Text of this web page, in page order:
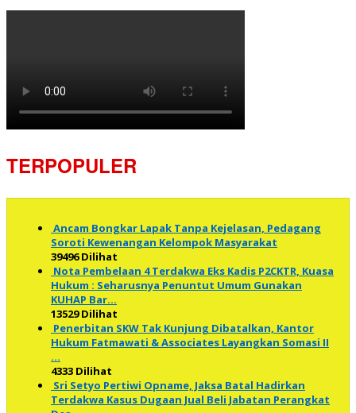
TERPOPULER
Ancam Bongkar Lapak Tanpa Kejelasan, Pedagang
Soroti Kewenangan Kelompok Masyarakat
39496 Dilihat
Nota Pembelaan 4 Terdakwa Eks Kadis P2CKTR, Kuasa
Hukum : Seharusnya Penuntut Umum Gunakan
KUHAP Bar…
13529 Dilihat
Penerbitan SKW Tak Kunjung Dibatalkan, Kantor
Hukum Fatmawati & Associates Layangkan Somasi II
…
4333 Dilihat
Sri Setyo Pertiwi Opname, Jaksa Batal Hadirkan
Terdakwa Kasus Dugaan Jual Beli Jabatan Perangkat